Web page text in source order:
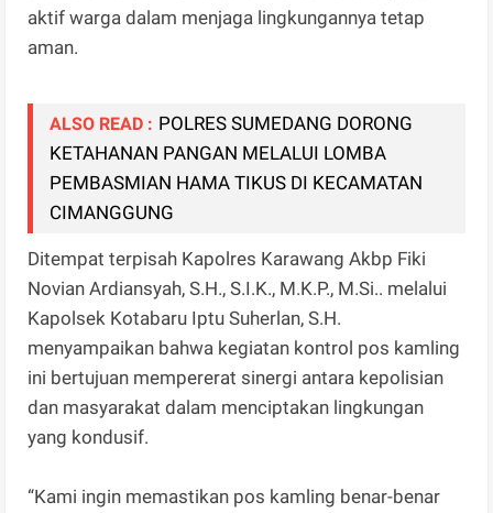
aktif warga dalam menjaga lingkungannya tetap
aman.
ALSO READ : POLRES SUMEDANG DORONG
KETAHANAN PANGAN MELALUI LOMBA
PEMBASMIAN HAMA TIKUS DI KECAMATAN
CIMANGGUNG
Ditempat terpisah Kapolres Karawang Akbp Fiki
Novian Ardiansyah, S.H., S.I.K., M.K.P., M.Si.. melalui
Kapolsek Kotabaru Iptu Suherlan, S.H.
menyampaikan bahwa kegiatan kontrol pos kamling
ini bertujuan mempererat sinergi antara kepolisian
dan masyarakat dalam menciptakan lingkungan
yang kondusif.
“Kami ingin memastikan pos kamling benar-benar